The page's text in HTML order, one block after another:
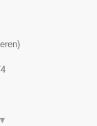
)
▼